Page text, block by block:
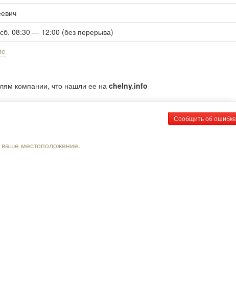
08:30 — 12:00 (без перерыва)
компании, что нашли ее на chelny.info
Сообщить об ошибке
ваше местоположение.